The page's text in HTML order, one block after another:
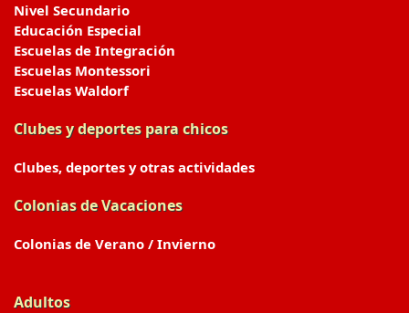
Nivel Secundario
Educación Especial
Escuelas de Integración
Escuelas Montessori
Escuelas Waldorf
Clubes y deportes para chicos
Clubes, deportes y otras actividades
Colonias de Vacaciones
Colonias de Verano / Invierno
Adultos